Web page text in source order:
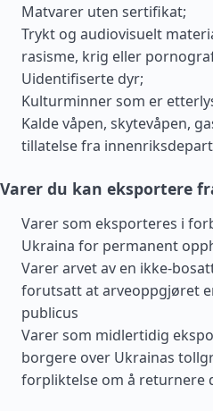
Matvarer uten sertifikat;
Trykt og audiovisuelt
rasisme, krig eller
Uidentifiserte dyr;
Kulturminner som er
Kalde våpen, skytevåpen,
tillatelse fra
Varer du kan eksportere
Varer som eksporteres i
Ukraina for permanent
Varer arvet av en ikke-
forutsatt at arveoppgjøret
publicus
Varer som midlertidig
borgere over Ukrainas
forpliktelse om å returnere